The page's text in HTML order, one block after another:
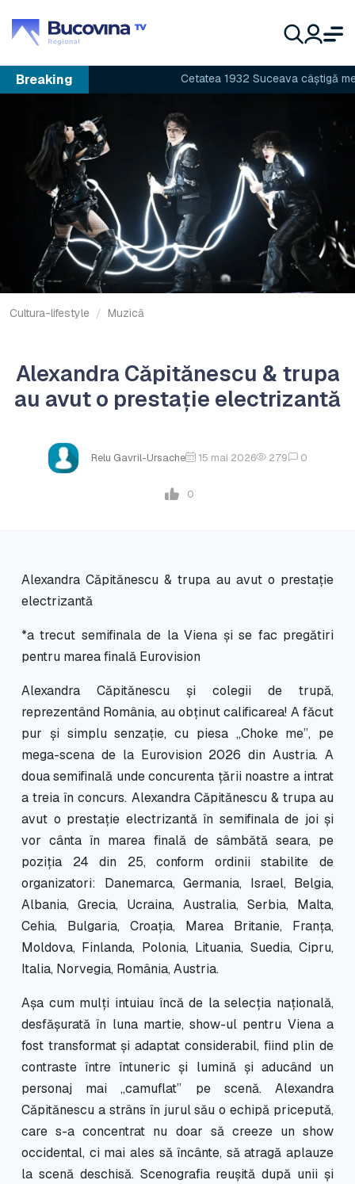
Breaking Cetatea 1932 Suceava câștigă
Cultura-lifestyle Muzică
Alexandra Căpitănescu & trupa
au avut o prestație electrizantă
Relu Gavril-Ursache 15 mai 2026 279 0
0
Alexandra Căpitănescu & trupa au avut o prestație
electrizantă
*a trecut semifinala de la Viena și se fac pregătiri
pentru marea finală Eurovision
Alexandra Căpitănescu și colegii de trupă,
reprezentând România, au obținut calificarea! A făcut
pur și simplu senzație, cu piesa „Choke me”, pe
mega-scena de la Eurovision 2026 din Austria. A
doua semifinală unde concurenta țării noastre a intrat
a treia în concurs. Alexandra Căpitănescu & trupa au
avut o prestație electrizantă în semifinala de joi și
vor cânta în marea finală de sâmbătă seara, pe
poziția 24 din 25, conform ordinii stabilite de
organizatori: Danemarca, Germania, Israel, Belgia,
Albania, Grecia, Ucraina, Australia, Serbia, Malta,
Cehia, Bulgaria, Croația, Marea Britanie, Franța,
Moldova, Finlanda, Polonia, Lituania, Suedia, Cipru,
Italia, Norvegia, România, Austria.
Așa cum mulți intuiau încă de la selecția națională,
desfășurată în luna martie, show-ul pentru Viena a
fost transformat și adaptat considerabil, fiind plin de
contraste între întuneric și lumină și aducând un
personaj mai ,,camuflat” pe scenă. Alexandra
Căpitănescu a strâns în jurul său o echipă pricepută,
care s-a concentrat nu doar să creeze un show
occidental, ci mai ales să încânte, să atragă aplauze
la scenă deschisă. Scenografia reușită după unii și